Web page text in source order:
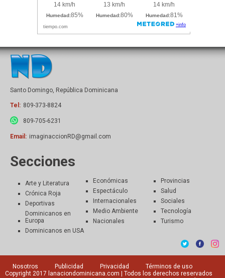
Santo Domingo, República Dominicana
Tel: 809-373-8824
809-705-6231
Email: imaginaccionRD@gmail.com
Secciones
Arte y Literatura
Crónica Roja
Deportivas
Dominicanos en
Europa
Dominicanos en USA
Económicas
Espectáculo
Internacionales
Medio Ambiente
Nacionales
Provincias
Salud
Sociales
Tecnología
Turismo
Nosotros Publicidad Privacidad
Términos de uso
Copyright 2017 lanaciondominicana.com | Todos los derechos reservados